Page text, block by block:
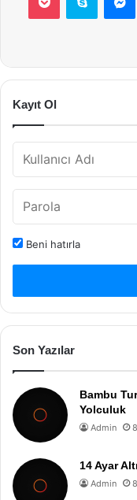
Kayıt Ol
Beni hatırla
Son Yazılar
Bambu
Yolculuk
Admin
14 Ayar
Admin